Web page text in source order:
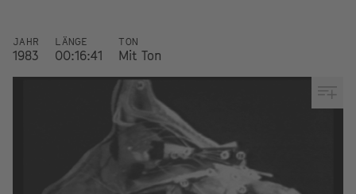
JAHR
1983
LÄNGE
00:16:41
TON
Mit Ton